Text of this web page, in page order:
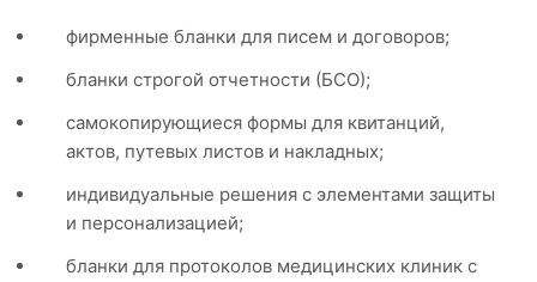
фирменные бланки для писем и договоров;
бланки строгой отчетности (БСО);
самокопирующиеся формы для квитанций,
актов, путевых листов и накладных;
индивидуальные решения с элементами защиты
и персонализацией;
бланки для протоколов медицинских клиник с